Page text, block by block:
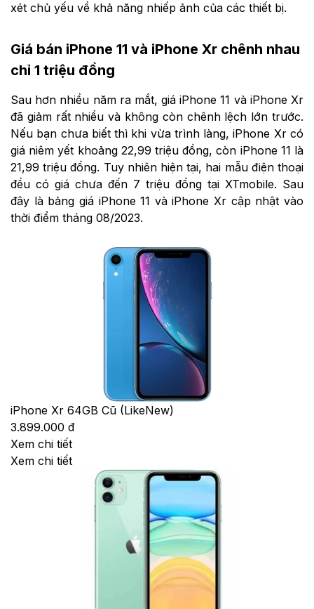
xét chủ yếu về khả năng nhiếp ảnh của các thiết bị.
Giá bán iPhone 11 và iPhone Xr chênh nhau
chỉ 1 triệu đồng
Sau hơn nhiều năm ra mắt, giá iPhone 11 và iPhone Xr
đã giảm rất nhiều và không còn chênh lệch lớn trước.
Nếu bạn chưa biết thì khi vừa trình làng, iPhone Xr có
giá niêm yết khoảng 22,99 triệu đồng, còn iPhone 11 là
21,99 triệu đồng. Tuy nhiên hiện tại, hai mẫu điện thoại
đều có giá chưa đến 7 triệu đồng tại XTmobile. Sau
đây là bảng giá iPhone 11 và iPhone Xr cập nhật vào
thời điểm tháng 08/2023.
iPhone Xr 64GB Cũ (LikeNew)
3.899.000 đ
Xem chi tiết
Xem chi tiết